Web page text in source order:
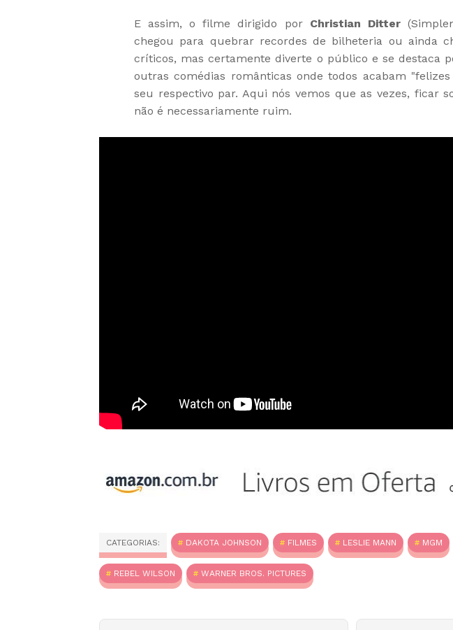
E assim, o filme dirigido por Christian Ditter
chegou para quebrar recordes de bilheteria ou ainda
críticos, mas certamente diverte o público e se destaca
outras comédias românticas onde todos acabam
seu respectivo par. Aqui nós vemos que as vezes, ficar
não é necessariamente ruim.
CATEGORIAS: DAKOTA JOHNSON FILMES LESLIE MANN MGM
REBEL WILSON WARNER BROS. PICTURES